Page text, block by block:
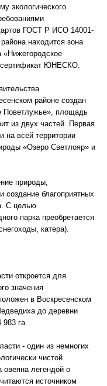
экологического
ГОСТ Р ИСО 14001-
находится зона
«Нижегородское
ЮНЕСКО.
районе создан
Поветлужье», площадь
из двух частей. Первая
на всей территории
«Озеро Светлояр» и
природы,
создание благоприятных
С целью
парка преобретается
катера).
откроется для
значения
в Воскресенском
до деревни
983 га
- один из немногих
чистой
овеяна легендой о
источником